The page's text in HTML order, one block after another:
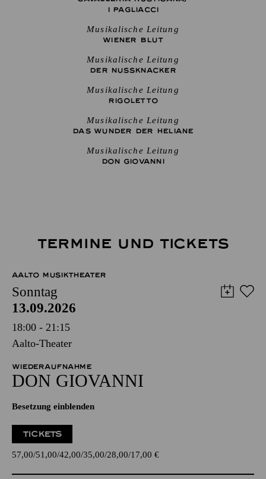
I PAGLIACCI
Musikalische Leitung
WIENER BLUT
Musikalische Leitung
DER NUSSKNACKER
Musikalische Leitung
RIGO­LETTO
Musikalische Leitung
DAS WUNDER DER HELIANE
Musikalische Leitung
DON GIO­VANNI
TERMINE UND TICKETS
AALTO MUSIKTHEATER
Sonntag
13.09.2026
18:00 - 21:15
Aalto-Theater
WIEDERAUFNAHME
DON GIO­VANNI
Besetzung einblenden
TICKETS
57,00 51,00 42,00 35,00 28,00 17,00 €